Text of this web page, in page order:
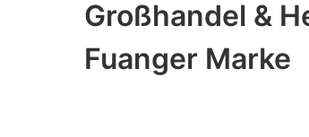
Großhandel &
Fuanger Marke